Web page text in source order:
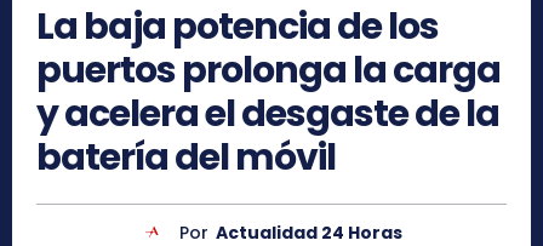
La baja potencia de los
puertos prolonga la carga
y acelera el desgaste de la
batería del móvil
Por Actualidad 24 Horas